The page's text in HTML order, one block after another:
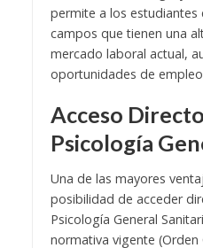
permite a los estudiantes
campos que tienen una
mercado laboral actual,
oportunidades de
Acceso
Psicología
Una de las mayores
posibilidad de acceder
Psicología General
normativa vigente (Orden